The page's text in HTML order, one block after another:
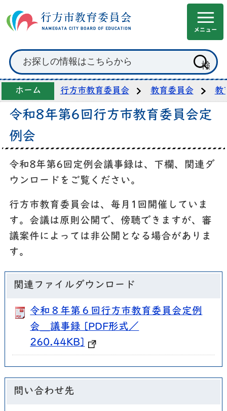
ホーム 行方市教育委員会 教育委員会 教
令和8年第6回行方市教育委員会定
例会
令和8年第6回定例会議事録は、下欄、関連ダ
ウンロードをご覧ください。
行方市教育委員会は、毎月1回開催していま
す。会議は原則公開で、傍聴できますが、審
議案件によっては非公開となる場合がありま
す。
関連ファイルダウンロード
令和８年第６回行方市教育委員会定例
会＿議事録 [PDF形式／
260.44KB]
問い合わせ先